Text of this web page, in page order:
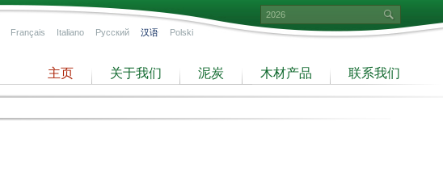
Français Italiano Русский 汉语 Polski
主页 关于我们 泥炭 木材产品 联系我们